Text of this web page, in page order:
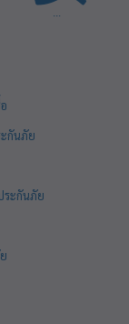
ะกันภัย
ะกันภัย